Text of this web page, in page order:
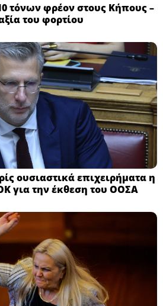
τόνων φρέον στους Κήπους –
του φορτίου
ουσιαστικά επιχειρήματα η
για την έκθεση του ΟΟΣΑ